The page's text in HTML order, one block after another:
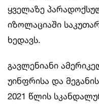
ყველაზე
იზოლაციაში
ხედავს.
გავლენიანი
უინფრისა და
2021 წლის